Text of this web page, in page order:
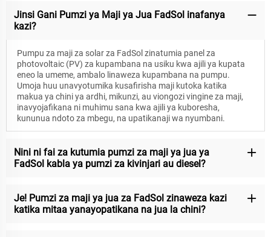
Jinsi Gani Pumzi ya Maji ya Jua FadSol inafanya
kazi?
Pumpu za maji za solar za FadSol zinatumia panel za
photovoltaic (PV) za kupambana na usiku kwa ajili ya kupata
eneo la umeme, ambalo linaweza kupambana na pumpu.
Umoja huu unavyotumika kusafirisha maji kutoka katika
makua ya chini ya ardhi, mikunzi, au viongozi vingine za maji,
inavyojafikana ni muhimu sana kwa ajili ya kuboresha,
kununua ndoto za mbegu, na upatikanaji wa nyumbani.
Nini ni fai za kutumia pumzi za maji ya jua ya
FadSol kabla ya pumzi za kivinjari au diesel?
Je! Pumzi za maji ya jua za FadSol zinaweza kazi
katika mitaa yanayopatikana na jua la chini?